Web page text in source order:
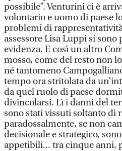
possibile”. Venturini ci è
volontario e uomo di paese
problemi di
assessore Lisa Luppi si
evidenza. E così un altro
mosso, come del resto non
né tantomeno
tempo ora stritolata da
da quel ruolo di paese
divincolarsi. Lì i danni del
sono stati vissuti soltanto di
paradossalmente, se non
decisionale e strategico,
appetibili... tra cinque anni,